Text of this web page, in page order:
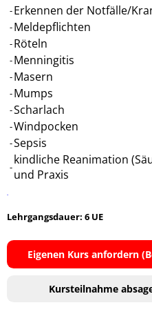
-Erkennen der Notfälle/
-Meldepflichten
-Röteln
-Menningitis
-Masern
-Mumps
-Scharlach
-Windpocken
-Sepsis
-kindliche Reanimation
und Praxis
-
Lehrgangsdauer: 6 UE
Eigenen Kurs anfordern
Kursteilnahme